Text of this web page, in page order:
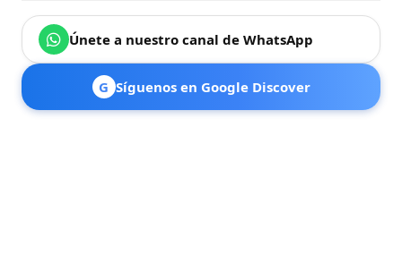
Únete a nuestro canal de WhatsApp
G Síguenos en Google Discover